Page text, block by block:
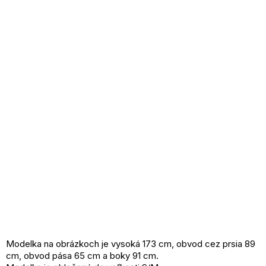
Modelka na obrázkoch je vysoká 173 cm, obvod cez prsia 89
cm, obvod pása 65 cm a boky 91 cm.